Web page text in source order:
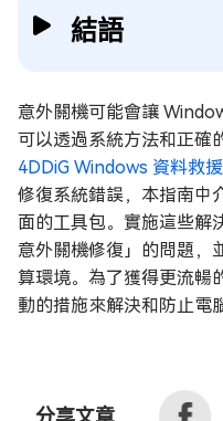
結語
意外關機可能會讓
可以透過系統方法和正確
4DDiG Windows 資料救援
修復系統錯誤，本指南中
面的工具包。實施這些解
意外關機修復」的問題，
算環境。為了獲得更流暢
動的措施來解決和防止電
分享文章